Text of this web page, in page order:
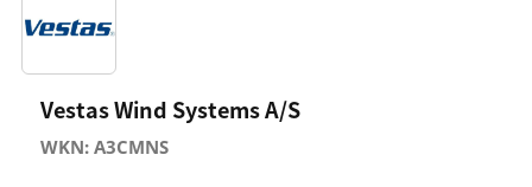
Vestas Wind Systems A/S
WKN: A3CMNS